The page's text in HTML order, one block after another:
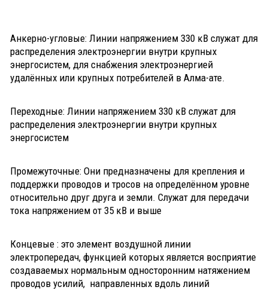
Анкерно-угловые: Линии напряжением 330 кВ служат для
распределения электроэнергии внутри крупных
энергосистем, для снабжения электроэнергией
удалённых или крупных потребителей в Алма-ате.
Переходные: Линии напряжением 330 кВ служат для
распределения электроэнергии внутри крупных
энергосистем
Промежуточные: Они предназначены для крепления и
поддержки проводов и тросов на определённом уровне
относительно друг друга и земли. Служат для передачи
тока напряжением от 35 кВ и выше
Концевые : это элемент воздушной линии
электропередач, функцией которых является восприятие
создаваемых нормальным односторонним натяжением
проводов усилий, направленных вдоль линий